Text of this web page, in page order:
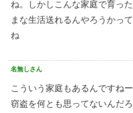
ね。しかしこんな家庭で育っ
まな生活送れるんやろうかっ
ね
名無しさん
こういう家庭もあるんですねー
窃盗を何とも思ってないんだろ